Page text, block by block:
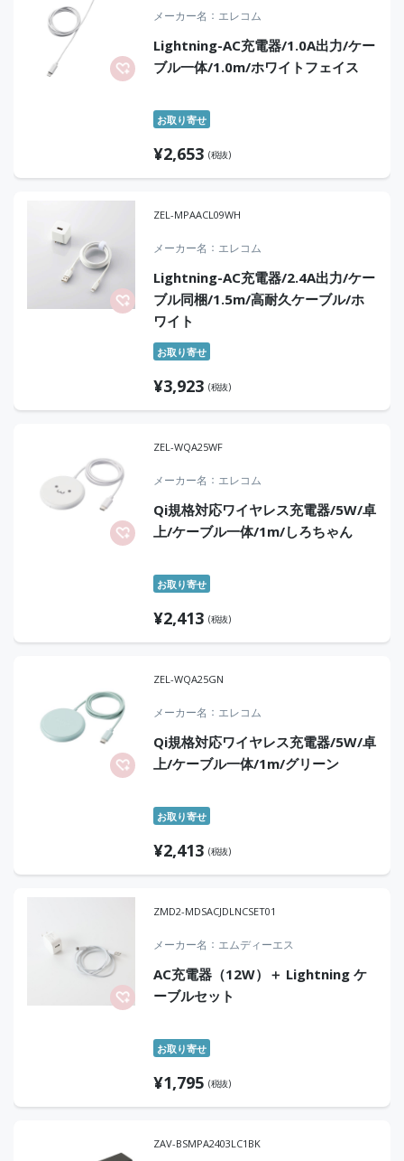
メーカー名 エレコム
Lightning-AC充電器/1.0A出力/ケー
ブル一体/1.0m/ホワイトフェイス
お取り寄せ
¥2,653 (税抜)
ZEL-MPAACL09WH
メーカー名 エレコム
Lightning-AC充電器/2.4A出力/ケー
ブル同梱/1.5m/高耐久ケーブル/ホ
ワイト
お取り寄せ
¥3,923 (税抜)
ZEL-WQA25WF
メーカー名 エレコム
Qi規格対応ワイヤレス充電器/5W/卓
上/ケーブル一体/1m/しろちゃん
お取り寄せ
¥2,413 (税抜)
ZEL-WQA25GN
メーカー名 エレコム
Qi規格対応ワイヤレス充電器/5W/卓
上/ケーブル一体/1m/グリーン
お取り寄せ
¥2,413 (税抜)
ZMD2-MDSACJDLNCSET01
メーカー名 エムディーエス
AC充電器（12W）＋ Lightning ケ
ーブルセット
お取り寄せ
¥1,795 (税抜)
ZAV-BSMPA2403LC1BK